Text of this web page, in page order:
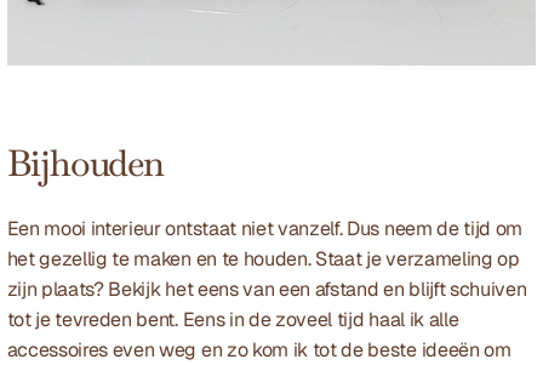
Bijhouden
Een mooi interieur ontstaat niet vanzelf. Dus neem de tijd om
het gezellig te maken en te houden. Staat je verzameling op
zijn plaats? Bekijk het eens van een afstand en blijft schuiven
tot je tevreden bent. Eens in de zoveel tijd haal ik alle
accessoires even weg en zo kom ik tot de beste ideeën om